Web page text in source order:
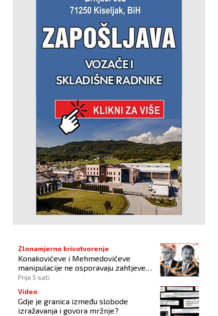
Zlonamjerno krivotvorenje
Konakovićeve i Mehmedovićeve
manipulacije ne osporavaju zahtjeve
Hrvata
Prije 5 sati
Video
Gdje je granica između slobode
izražavanja i govora mržnje?